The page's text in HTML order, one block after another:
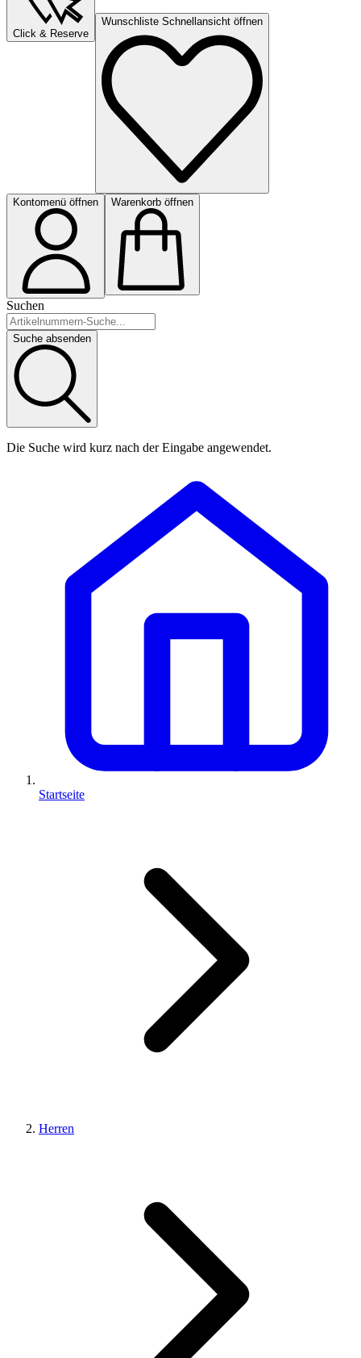
Click & Reserve
Wunschliste Schnellansicht öffnen
Kontomenü öffnen Warenkorb öffnen
Suchen
Suche absenden
Die Suche wird kurz nach der Eingabe angewendet.
Startseite
Herren